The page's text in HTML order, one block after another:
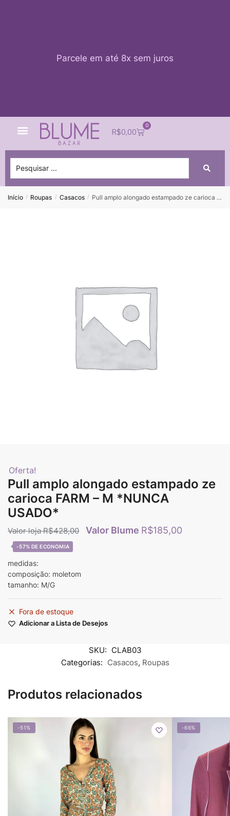
Parcele em até 8x sem juros
R$0,00
0
Início / Roupas / Casacos / Pull amplo alongado estampado ze carioca FARM – M *NUNCA USADO*
Oferta!
Pull amplo alongado estampado ze
carioca FARM – M *NUNCA
USADO*
R$428,00 R$185,00
-57%
medidas:
composição: moletom
tamanho: M/G
Fora de estoque
Adicionar a Lista de Desejos
SKU: CLAB03
Categorias: Casacos, Roupas
Produtos relacionados
-51% -66%